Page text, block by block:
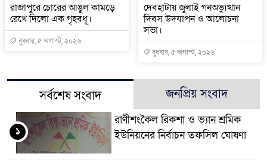
রাজাপুরে চোরের আঙুল কামড়ে
রেখে দিলো এক গৃহবধূ।
বুধবার, ৫ অগাস্ট, ২০২৬
দেবহাটায় জুলাই গনঅভ্যুত্থান
দিবস উদযাপন ও আলোচনা
সভা।
বুধবার, ৫ অগাস্ট, ২০২৬
সর্বশেষ সংবাদ জনপ্রিয় সংবাদ
রাণীশংকৈল রিকশা ও ভ্যান শ্রমিক
ইউনিয়নের নির্বাচন তফসিল ঘোষণা
১